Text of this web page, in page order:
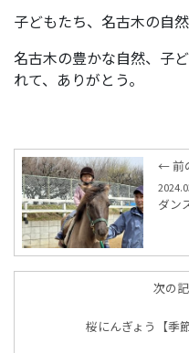
子どもたち、名古木の自
名古木の豊かな自然、子
れて、ありがとう。
← 前
ダン
次の
桜にんぎょう【季